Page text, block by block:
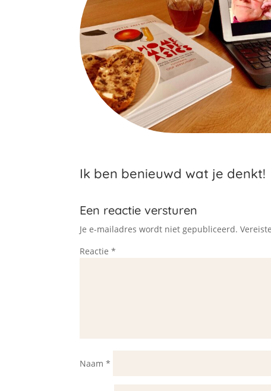
Ik ben benieuwd wat je denkt!
Een reactie versturen
Je e-mailadres wordt niet gepubliceerd.
Reactie*
Naam*